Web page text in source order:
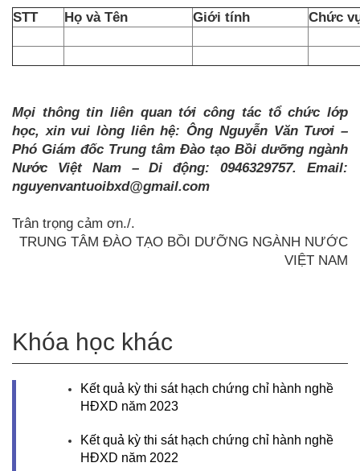
STT Họ và Tên Giới tính Chức
Mọi thông tin liên quan tới công tác tổ chức lớp
học, xin vui lòng liên hệ: Ông Nguyễn Văn Tươi –
Phó Giám đốc Trung tâm Đào tạo Bồi dưỡng ngành
Nước Việt Nam – Di động: 0946329757. Email:
nguyenvantuoibxd@gmail.com
Trân trọng cảm ơn./.
TRUNG TÂM ĐÀO TẠO BỒI DƯỠNG NGÀNH NƯỚC
VIỆT NAM
Khóa học khác
Kết quả kỳ thi sát hạch chứng chỉ hành nghề
HĐXD năm 2023
Kết quả kỳ thi sát hạch chứng chỉ hành nghề
HĐXD năm 2022